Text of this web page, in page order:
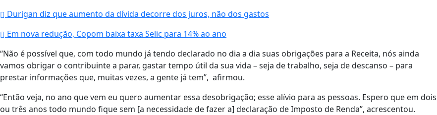
Durigan diz que aumento da dívida decorre dos juros, não dos gastos
Em nova redução, Copom baixa taxa Selic para 14% ao ano
“Não é possível que, com todo mundo já tendo declarado no dia a dia suas obrigações para a Receita, nós ainda
vamos obrigar o contribuinte a parar, gastar tempo útil da sua vida – seja de trabalho, seja de descanso – para
prestar informações que, muitas vezes, a gente já tem”, afirmou.
“Então veja, no ano que vem eu quero aumentar essa desobrigação; esse alívio para as pessoas. Espero que em dois
ou três anos todo mundo fique sem [a necessidade de fazer a] declaração de Imposto de Renda”, acrescentou.